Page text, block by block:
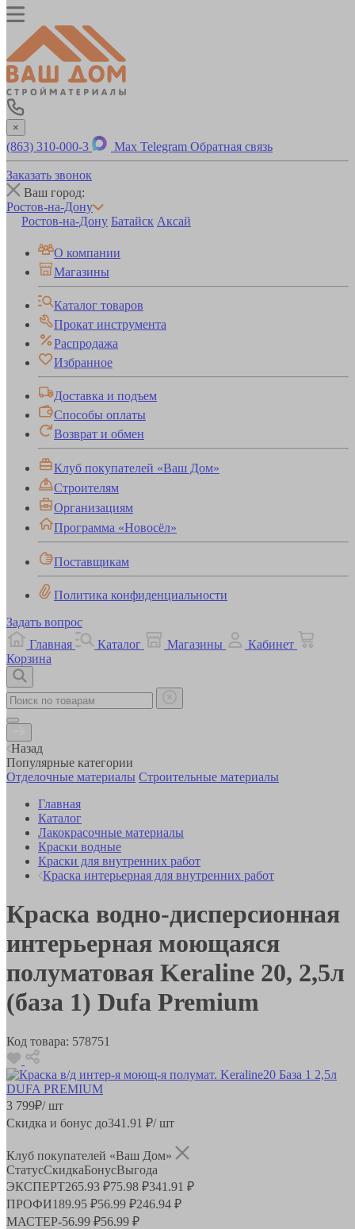
×
(863) 310-000-3 Max Telegram Обратная связь
Заказать звонок
Ваш город:
Ростов-на-Дону
Ростов-на-Дону Батайск Аксай
О компании
Магазины
Каталог товаров
Прокат инструмента
Распродажа
Избранное
Доставка и подъем
Способы оплаты
Возврат и обмен
Клуб покупателей «Ваш Дом»
Строителям
Организациям
Программа «Новосёл»
Поставщикам
Политика конфиденциальности
Задать вопрос
Главная
Каталог Магазины
Кабинет
Корзина
Назад
Популярные категории
Отделочные материалы Строительные материалы
Главная
Каталог
Лакокрасочные материалы
Краски водные
Краски для внутренних работ
Краска интерьерная для внутренних работ
Краска водно-дисперсионная
интерьерная моющаяся
полуматовая Keraline 20, 2,5л
(база 1) Dufa Premium
Код товара: 578751
3 799₽/ шт
Скидка и бонус до341.91 ₽/ шт
Клуб покупателей «Ваш Дом»
СтатусСкидкаБонусВыгода
ЭКСПЕРТ265.93 ₽75.98 ₽341.91 ₽
ПРОФИ189.95 ₽56.99 ₽246.94 ₽
МАСТЕР-56.99 ₽56.99 ₽